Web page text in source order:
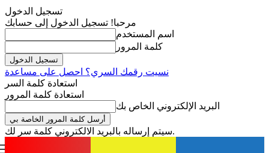
تسجيل الدخول
مرحبا! تسجيل الدخول إلى حسابك
اسم المستخدم
كلمة المرور
نسيت رقمك السري؟ احصل على مساعدة
استعادة كلمة السر
استعادة كلمة المرور
البريد الإلكتروني الخاص بك
سيتم إرساله بالبريد الالكتروني كلمة سر لك.